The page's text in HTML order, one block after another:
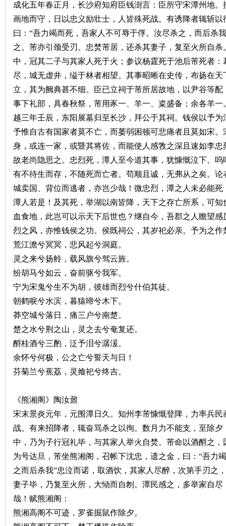
成化五年春正月，长沙府知府臣钱澍言：臣所守宋潭州地
画地而守，日以忠义励壮士，人皆殊死战。有诱降者辄斩
曰：“吾力竭而死，吾家人不可辱于俘。汝尽杀之，而后杀
之。芾亦引颈受刃。忠焚芾居，还杀其妻子，复至火所自
中，冠其二子与其家人死于火；参议杨霆死于池后芾死者
尽，城无虚井，缢于林者相望。其事昭晰在史传，布扬在
立，其为阙典甚不细。臣已立祠于芾所居故地，以尹谷等
事下礼部，具春秋祭，芾用豕一、羊一、粢盛备；余各羊一
越三年壬辰，东阳展墓归至长沙，拜公于其祠。钱侯以予
予惟自古有国家者莫不亡，而萎弱困顿可悲痛者且莫如宋
身，或连一家，或暨其将佐，而能使人感敩之深且速如李
故老尚隐思之。忠烈死，潭人至今道其事，犹慷慨泣下。
有不待生而存，不随死而亡者。苟顺且诚，无弗从之矣。
城卖国、背位而逃者，亦岂少哉！微忠烈，潭之人未必能
潭人若是！及其死，举湖以南皆降，天下之存亡所系，可
血食地，此岂可以示天下后世也？继自今，吾郡之人瞻望
烈之风，亦惟钱侯之功。侯既祠公，其岁祀必亲。予为之
荒江澹兮冥冥，悲风起兮洞庭。
灵之来兮扬舲，载风旗兮驾云旌。
纷胡马兮如云，奋前驱兮我军。
宁为宋鬼兮生不为胡，彼雄而烈兮什伯其徒。
朝鹤唳兮水滨，暮猿啼兮木下。
莽空城兮落日，痛三户兮南楚。
楚之水兮荆之山，灵之去兮奄复还。
酹桂酒兮三酌，泛予泪兮潺湲。
余怀兮何极，公之亡兮誓天与日！
芬菊兰兮蕉荔，灵飨祀兮终吉。
《熊湘阁》陶汝鼐
宋末景炎元年，元围潭日久。知州李芾慷慨登陴，力率兵
战。有来招降者，辄奋骂杀之以徇。数月力不能支，至除
中，乃为子行冠礼毕，与其家人举火自焚。芾命以酒酹之
为号达旦，芾坐熊湘阁，召帐下沈忠，遗之金，曰：“吾力
之而后杀我”忠泣而诺，取酒饮，其家人尽醉，次第手刃之
妻子毕，乃复至火所，大恸而自刎。潭民感之，多举家自
哉！赋熊湘阁：
熊湘高阁不可迹，罗雀掘鼠作除夕。